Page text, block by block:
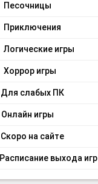
Песочницы
Приключения
Логические игры
Хоррор игры
Для слабых ПК
Онлайн игры
Скоро на сайте
Расписание выхода игр